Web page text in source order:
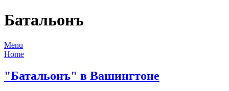
Батальонъ
Menu
Home
"Батальонъ" в Вашингтоне